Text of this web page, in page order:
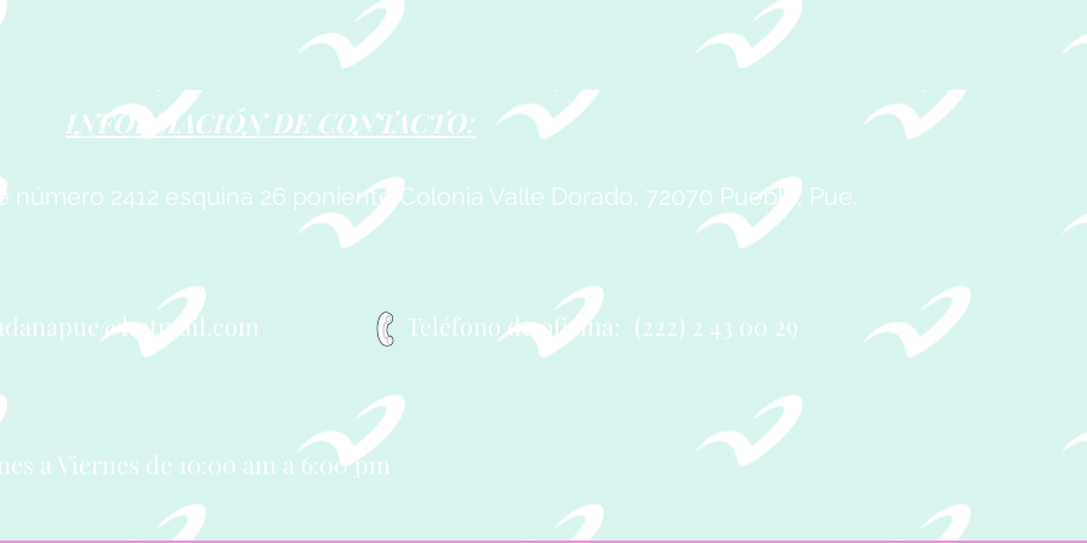
DE OBRA DE
DE
I MADERO.
INICIO DE OBRA DE
INFORMACIÓN DE CONTACTO:
número 2412 esquina 26 poniente Colonia Valle Dorado, 72070 Puebla, Pue.
Teléfono de oficina: (222) 2 43 00 29
a Viernes de 10:00 am a 6:00 pm